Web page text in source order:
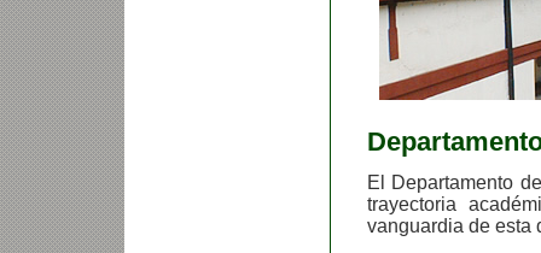
El Departamento
trayectoria
vanguardia de esta